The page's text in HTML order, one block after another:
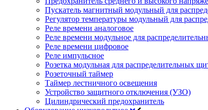
Пускатель магнитный модульный для
Регулятор температуры модульный для
Реле времени аналоговое
Реле времени модульное для
Реле времени цифровое
Реле импульсное
Розетка модульная для распределительных
Розеточный таймер
Таймер лестничного освещения
Устройство защитного отключения (УЗО)
Цилиндрический предохранитель